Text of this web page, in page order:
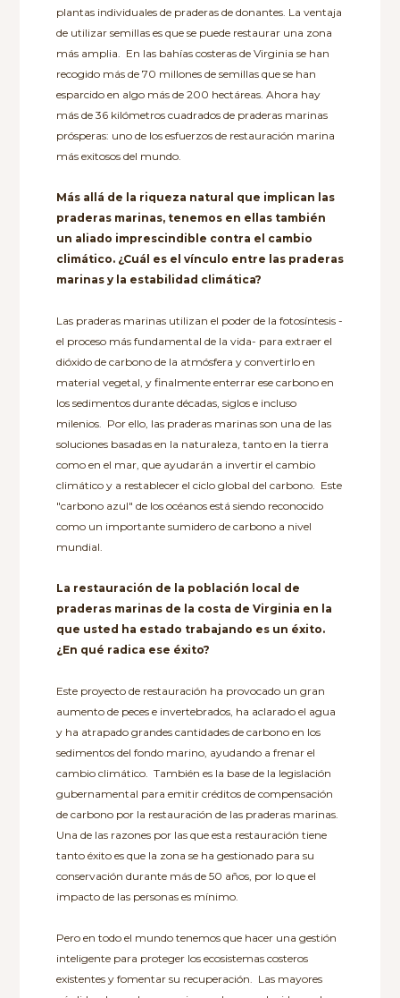
plantas individuales de praderas de donantes. La ventaja
de utilizar semillas es que se puede restaurar una zona
más amplia. En las bahías costeras de Virginia se han
recogido más de 70 millones de semillas que se han
esparcido en algo más de 200 hectáreas. Ahora hay
más de 36 kilómetros cuadrados de praderas marinas
prósperas: uno de los esfuerzos de restauración marina
más exitosos del mundo.
Más allá de la riqueza natural que implican las
praderas marinas, tenemos en ellas también
un aliado imprescindible contra el cambio
climático. ¿Cuál es el vínculo entre las praderas
marinas y la estabilidad climática?
Las praderas marinas utilizan el poder de la fotosíntesis -
el proceso más fundamental de la vida- para extraer el
dióxido de carbono de la atmósfera y convertirlo en
material vegetal, y finalmente enterrar ese carbono en
los sedimentos durante décadas, siglos e incluso
milenios. Por ello, las praderas marinas son una de las
soluciones basadas en la naturaleza, tanto en la tierra
como en el mar, que ayudarán a invertir el cambio
climático y a restablecer el ciclo global del carbono. Este
"carbono azul" de los océanos está siendo reconocido
como un importante sumidero de carbono a nivel
mundial.
La restauración de la población local de
praderas marinas de la costa de Virginia en la
que usted ha estado trabajando es un éxito.
¿En qué radica ese éxito?
Este proyecto de restauración ha provocado un gran
aumento de peces e invertebrados, ha aclarado el agua
y ha atrapado grandes cantidades de carbono en los
sedimentos del fondo marino, ayudando a frenar el
cambio climático. También es la base de la legislación
gubernamental para emitir créditos de compensación
de carbono por la restauración de las praderas marinas.
Una de las razones por las que esta restauración tiene
tanto éxito es que la zona se ha gestionado para su
conservación durante más de 50 años, por lo que el
impacto de las personas es mínimo.
Pero en todo el mundo tenemos que hacer una gestión
inteligente para proteger los ecosistemas costeros
existentes y fomentar su recuperación. Las mayores